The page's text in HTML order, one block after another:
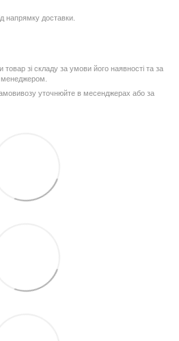
напрямку доставки.
зі складу за умови його наявності та за
уточнюйте в месенджерах або за